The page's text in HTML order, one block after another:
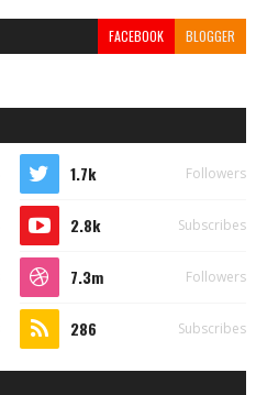
FACEBOOK BLOGGER
1.7k Followers
2.8k Subscribes
7.3m Followers
286 Subscribes